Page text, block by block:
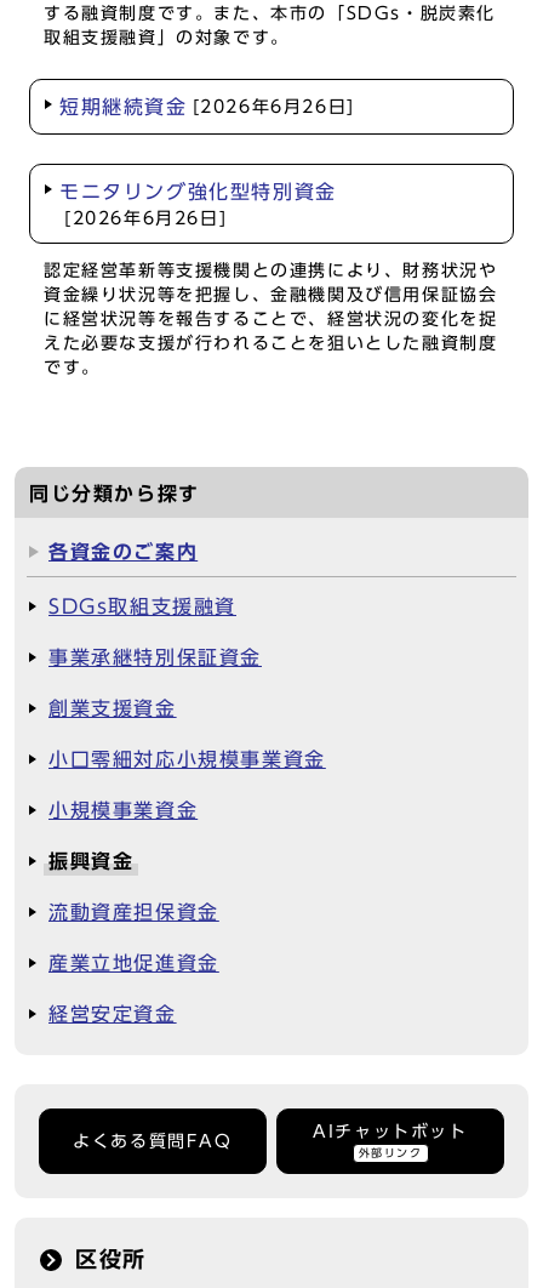
する融資制度です。また、本市の「SDGs・脱炭素化
取組支援融資」の対象です。
短期継続資金 [2026年6月26日]
モニタリング強化型特別資金
[2026年6月26日]
認定経営革新等支援機関との連携により、財務状況や
資金繰り状況等を把握し、金融機関及び信用保証協会
に経営状況等を報告することで、経営状況の変化を捉
えた必要な支援が行われることを狙いとした融資制度
です。
同じ分類から探す
各資金のご案内
SDGs取組支援融資
事業承継特別保証資金
創業支援資金
小口零細対応小規模事業資金
小規模事業資金
振興資金
流動資産担保資金
産業立地促進資金
経営安定資金
よくある質問FAQ
AIチャットボット
外部リンク
区役所